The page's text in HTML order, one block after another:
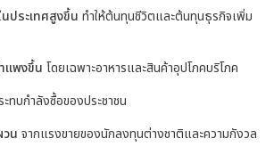
ประเทศสูงขึ้น ทำให้ต้นทุนชีวิตและต้นทุนธุรกิจเพิ่ม
แพงขึ้น โดยเฉพาะอาหารและสินค้าอุปโภคบริโภค
ะทบกำลังซื้อของประชาชน
น จากแรงขายของนักลงทุนต่างชาติและความกังวล